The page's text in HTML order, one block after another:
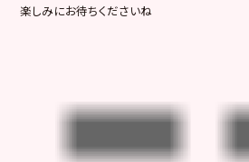
楽しみにお待ちくださいね